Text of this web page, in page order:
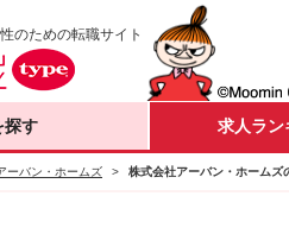
のための転職サイト
探す 求人ラン
ーバン・ホームズ > 株式会社アーバン・ホームズ